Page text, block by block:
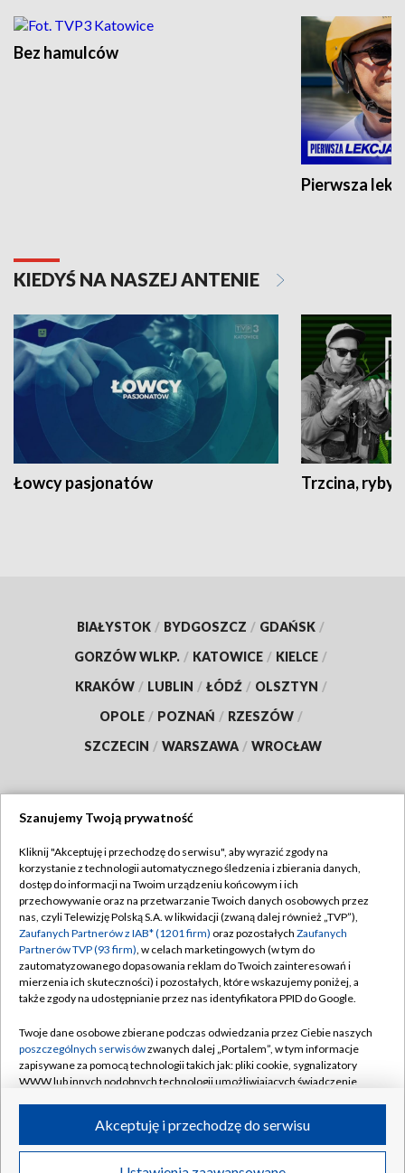
Bez hamulców
Pierwsza
KIEDYŚ NA NASZEJ ANTENIE
Łowcy pasjonatów Trzcina, ryby
BIAŁYSTOK / BYDGOSZCZ / GDAŃSK /
GORZÓW WLKP. / KATOWICE / KIELCE /
KRAKÓW / LUBLIN / ŁÓDŹ / OLSZTYN /
OPOLE / POZNAŃ / RZESZÓW /
SZCZECIN / WARSZAWA / WROCŁAW
TVP
Abonament TVP
Emisja w TVP
Centrum informacji TVP
Naziemna Telewizja Cyfrowa
Rada Programowa
System NOS
Informacje o nadawcy
Program dla prasy
Regulamin TVP
Polityka prywatności
Moje zgody
Pomoc
Kontakt
Kanały
©2026 Telewizja Polska S.A. w likwidacji
Szanujemy Twoją prywatność
Kliknij "Akceptuję i przechodzę do serwisu", aby wyrazić zgody na
korzystanie z technologii automatycznego śledzenia i zbierania danych,
dostęp do informacji na Twoim urządzeniu końcowym i ich
przechowywanie oraz na przetwarzanie Twoich danych osobowych przez
nas, czyli Telewizję Polską S.A. w likwidacji (zwaną dalej również „TVP”),
Zaufanych Partnerów z IAB* (1201 firm) oraz pozostałych Zaufanych
Partnerów TVP (93 firm), w celach marketingowych (w tym do
zautomatyzowanego dopasowania reklam do Twoich zainteresowań i
mierzenia ich skuteczności) i pozostałych, które wskazujemy poniżej, a
także zgody na udostępnianie przez nas identyfikatora PPID do Google.
Twoje dane osobowe zbierane podczas odwiedzania przez Ciebie naszych
poszczególnych serwisówzwanych dalej „Portalem”, w tym informacje
zapisywane za pomocą technologii takich jak: pliki cookie, sygnalizatory
WWW lub innych podobnych technologii umożliwiających świadczenie
ruchu w Internecie.
Twoje dane osobowe zbierane podczas odwiedzania przez Ciebie
Akceptuję i przechodzę do serwisu